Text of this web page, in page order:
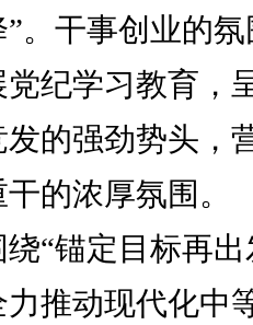
。干事创业的
纪学习教育，
的强劲势头，
的浓厚氛围。
锚定目标再出
力推动现代化中